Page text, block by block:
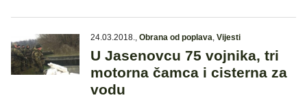
24.03.2018., Obrana od poplava, Vijesti
U Jasenovcu 75 vojnika, tri
motorna čamca i cisterna za
vodu